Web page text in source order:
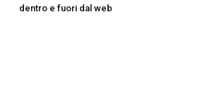
dentro e fuori dal web